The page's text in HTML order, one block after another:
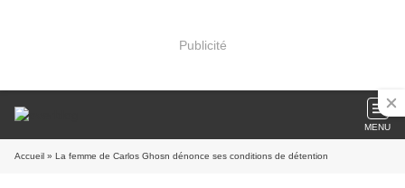
Publicité
MENU
Accueil » La femme de Carlos Ghosn dénonce ses conditions de détention